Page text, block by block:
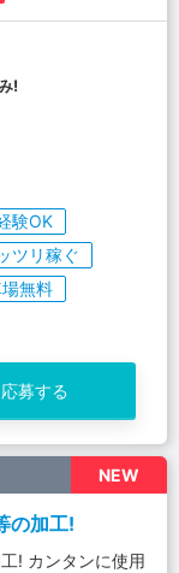
!
験OK
ツリ稼ぐ
無料
応募する
NEW
の加工!
! カンタンに使用